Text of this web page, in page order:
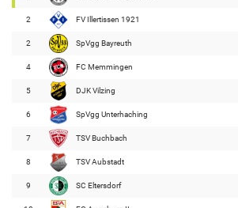
2 FV Illertissen 1921
2 SpVgg Bayreuth
4 FC Memmingen
5 DJK Vilzing
6 SpVgg Unterhaching
7 TSV Buchbach
8 TSV Aubstadt
9 SC Eltersdorf